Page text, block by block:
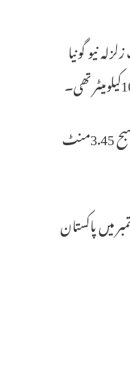
نیو گونیا
اسی طرح ایک زلزلہ زیزانگ میں ریکٹر اسکیل پر 5.0کی شدت سے درج ہوا جس کی گہرائی 140کیلو میٹر تھی اور یہ صبح 3.45منٹ
پاکستان